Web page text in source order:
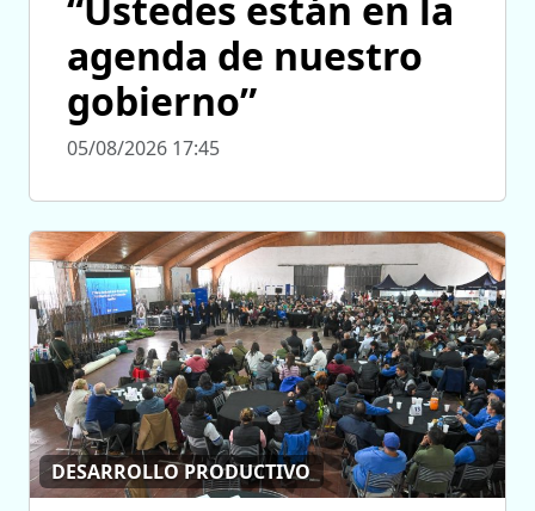
agenda de nuestro
gobierno”
05/08/2026 17:45
DESARROLLO PRODUCTIVO